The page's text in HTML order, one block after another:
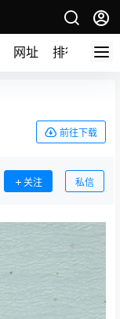
网址 排行榜
前往下载
关注 私信